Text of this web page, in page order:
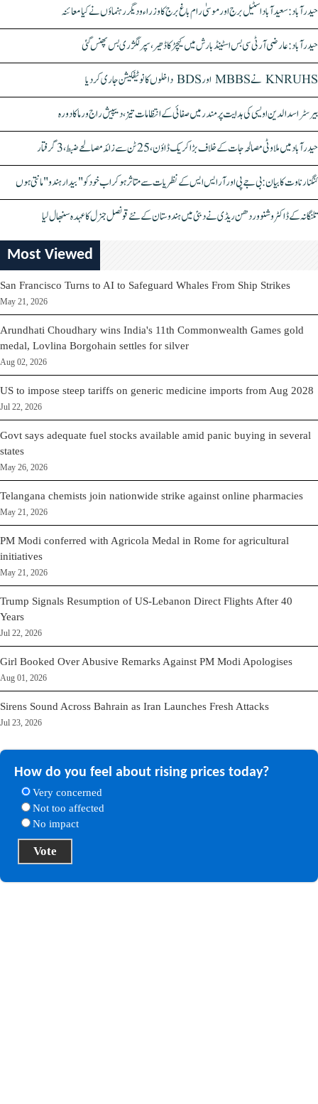
حیدرآباد: سعیدآباد اسٹیل برج اور موسیٰ رام باغ برج کا وزراء و دیگر رہنماؤں نے کیا معائنہ
حیدرآباد: عارضی آر ٹی سی بس اسٹینڈ بارش میں کیچڑ کا ڈھیر، سپر لگژری بس پھنس گئی
KNRUHS نے MBBS اور BDS داخلوں کا نوٹیفکیشن جاری کر دیا
بیرسٹر اسدالدین اویسی کی ہدایت پر مندر میں صفائی کے انتظامات تیز، دیپیش راج ورما کا دورہ
حیدرآباد میں ملاوٹی مصالحہ جات کے خلاف بڑا کریک ڈاؤن، 25 ٹن سے زائد مصالحے ضبط، 3 گرفتار
کنگنا رناوت کا بیان: بی جے پی اور آر ایس ایس کے نظریات سے متاثر ہو کر اب خود کو "بیدار ہندو" مانتی ہوں
تلنگانہ کے ڈاکٹر وشنو وردھن ریڈی نے دبئی میں ہندوستان کے نئے قونصل جنرل کا عہدہ سنبھال لیا
Most Viewed
San Francisco Turns to AI to Safeguard Whales From Ship Strikes
May 21, 2026
Arundhati Choudhary wins India's 11th Commonwealth Games gold
medal, Lovlina Borgohain settles for silver
Aug 02, 2026
US to impose steep tariffs on generic medicine imports from Aug 2028
Jul 22, 2026
Govt says adequate fuel stocks available amid panic buying in several
states
May 26, 2026
Telangana chemists join nationwide strike against online pharmacies
May 21, 2026
PM Modi conferred with Agricola Medal in Rome for agricultural
initiatives
May 21, 2026
Trump Signals Resumption of US-Lebanon Direct Flights After 40
Years
Jul 22, 2026
Girl Booked Over Abusive Remarks Against PM Modi Apologises
Aug 01, 2026
Sirens Sound Across Bahrain as Iran Launches Fresh Attacks
Jul 23, 2026
How do you feel about rising prices today?
Very concerned
Not too affected
No impact